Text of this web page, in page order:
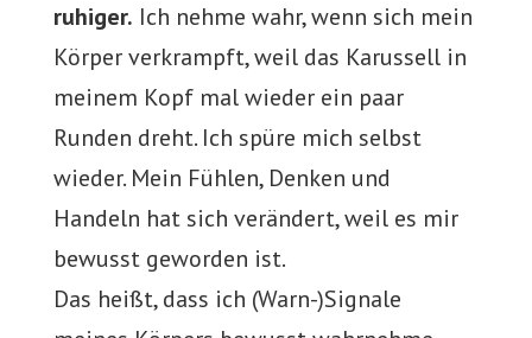
ruhiger. Ich nehme wahr, wenn sich mein
Körper verkrampft, weil das Karussell in
meinem Kopf mal wieder ein paar
Runden dreht. Ich spüre mich selbst
wieder. Mein Fühlen, Denken und
Handeln hat sich verändert, weil es mir
bewusst geworden ist.
Das heißt, dass ich (Warn-)Signale